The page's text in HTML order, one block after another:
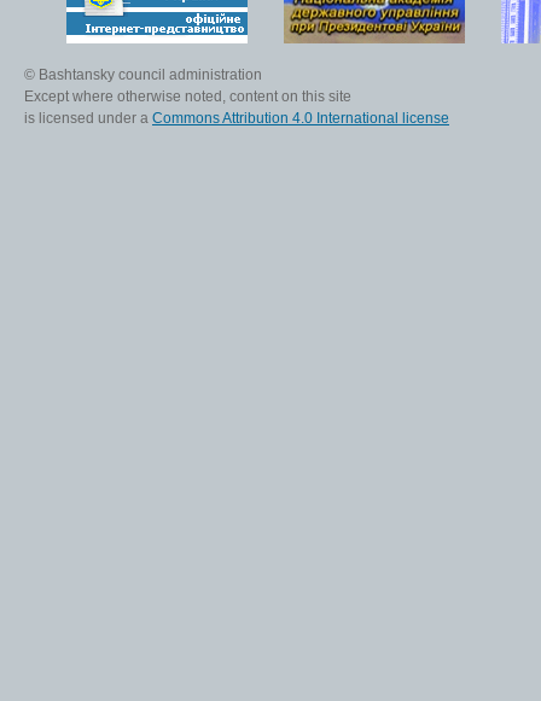
© Bashtansky council administration
Except where otherwise noted, content on this site
is licensed under a Commons Attribution 4.0 International license